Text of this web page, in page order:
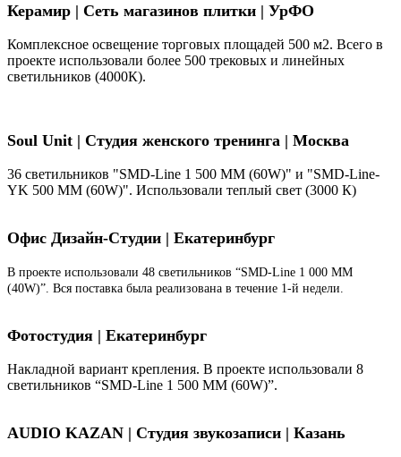
Керамир | Сеть магазинов плитки | УрФО
Комплексное освещение торговых площадей 500 м2. Всего в
проекте использовали более 500 трековых и линейных
светильников (4000К).
Soul Unit | Студия женского тренинга | Москва
36 светильников "SMD-Line 1 500 ММ (60W)" и "SMD-Line-
YK 500 ММ (60W)". Использовали теплый свет (3000 К)
Офис Дизайн-Студии | Екатеринбург
В проекте использовали 48 светильников “SMD-Line 1 000 ММ
(40W)”. Вся поставка была реализована в течение 1-й недели.
Фотостудия | Екатеринбург
Накладной вариант крепления. В проекте использовали 8
светильников “SMD-Line 1 500 ММ (60W)”.
AUDIO KAZAN | Студия звукозаписи | Казань